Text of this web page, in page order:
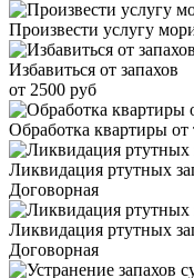
Произвести услугу
Избавиться от запахов
от 2500 руб
Обработка квартиры от
Ликвидация ртутных
Договорная
Ликвидация ртутных
Договорная